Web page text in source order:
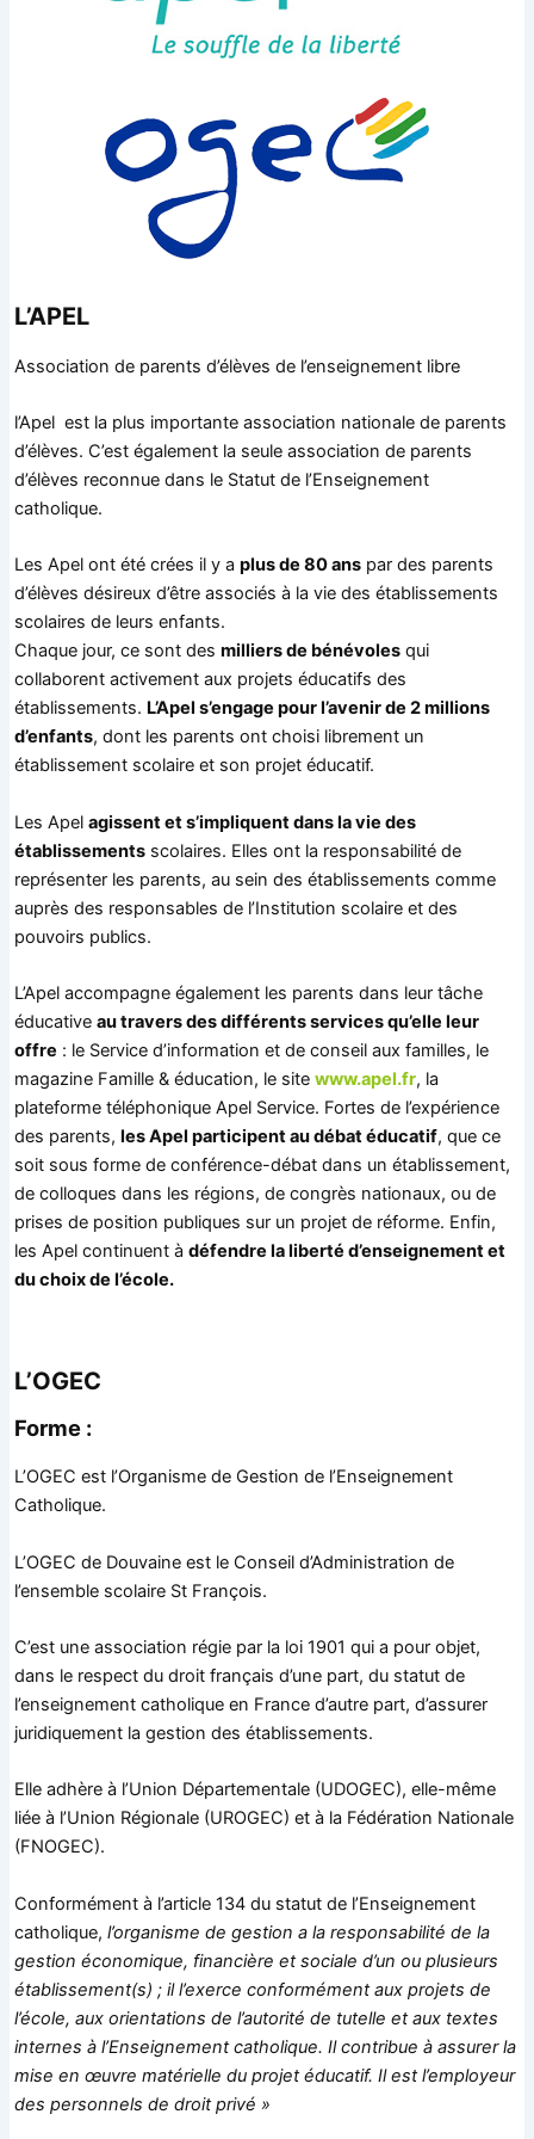
L’APEL
Association de parents d’élèves de l’enseignement libre
l’Apel est la plus importante association nationale de parents
d’élèves. C’est également la seule association de parents
d’élèves reconnue dans le Statut de l’Enseignement
catholique.
Les Apel ont été crées il y aplus de 80 ans par des parents
d’élèves désireux d’être associés à la vie des établissements
scolaires de leurs enfants.
Chaque jour, ce sont desmilliers de bénévoles qui
collaborent activement aux projets éducatifs des
établissements. L’Apel s’engage pour l’avenir de 2 millions
d’enfants, dont les parents ont choisi librement un
établissement scolaire et son projet éducatif.
Les Apelagissent et s’impliquent dans la vie des
établissements scolaires. Elles ont la responsabilité de
représenter les parents, au sein des établissements comme
auprès des responsables de l’Institution scolaire et des
pouvoirs publics.
L’Apel accompagne également les parents dans leur tâche
éducativeau travers des différents services qu’elle leur
offre : le Service d’information et de conseil aux familles, le
magazine Famille & éducation, le sitewww.apel.fr, la
plateforme téléphonique Apel Service. Fortes de l’expérience
des parents,les Apel participent au débat éducatif, que ce
soit sous forme de conférence-débat dans un établissement,
de colloques dans les régions, de congrès nationaux, ou de
prises de position publiques sur un projet de réforme. Enfin,
les Apel continuent àdéfendre la liberté d’enseignement et
du choix de l’école.
L’OGEC
Forme :
L’OGEC est l’Organisme de Gestion de l’Enseignement
Catholique.
L’OGEC de Douvaine est le Conseil d’Administration de
l’ensemble scolaire St François.
C’est une association régie par la loi 1901 qui a pour objet,
dans le respect du droit français d’une part, du statut de
l’enseignement catholique en France d’autre part, d’assurer
juridiquement la gestion des établissements.
Elle adhère à l’Union Départementale (UDOGEC), elle-même
liée à l’Union Régionale (UROGEC) et à la Fédération Nationale
(FNOGEC).
Conformément à l’article 134 du statut de l’Enseignement
catholique,l’organisme de gestion a la responsabilité de la
gestion économique, financière et sociale d’un ou plusieurs
établissement(s) ; il l’exerce conformément aux projets de
l’école, aux orientations de l’autorité de tutelle et aux textes
internes à l’Enseignement catholique. Il contribue à assurer la
mise en œuvre matérielle du projet éducatif. Il est l’employeur
des personnels de droit privé »